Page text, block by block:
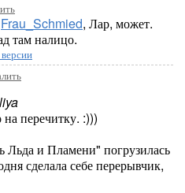
Frau_Schmied, Лар, может.
там налицо.
на перечитку. :)))
Льда и Пламени" погрузилась
сделала себе перерывчик,